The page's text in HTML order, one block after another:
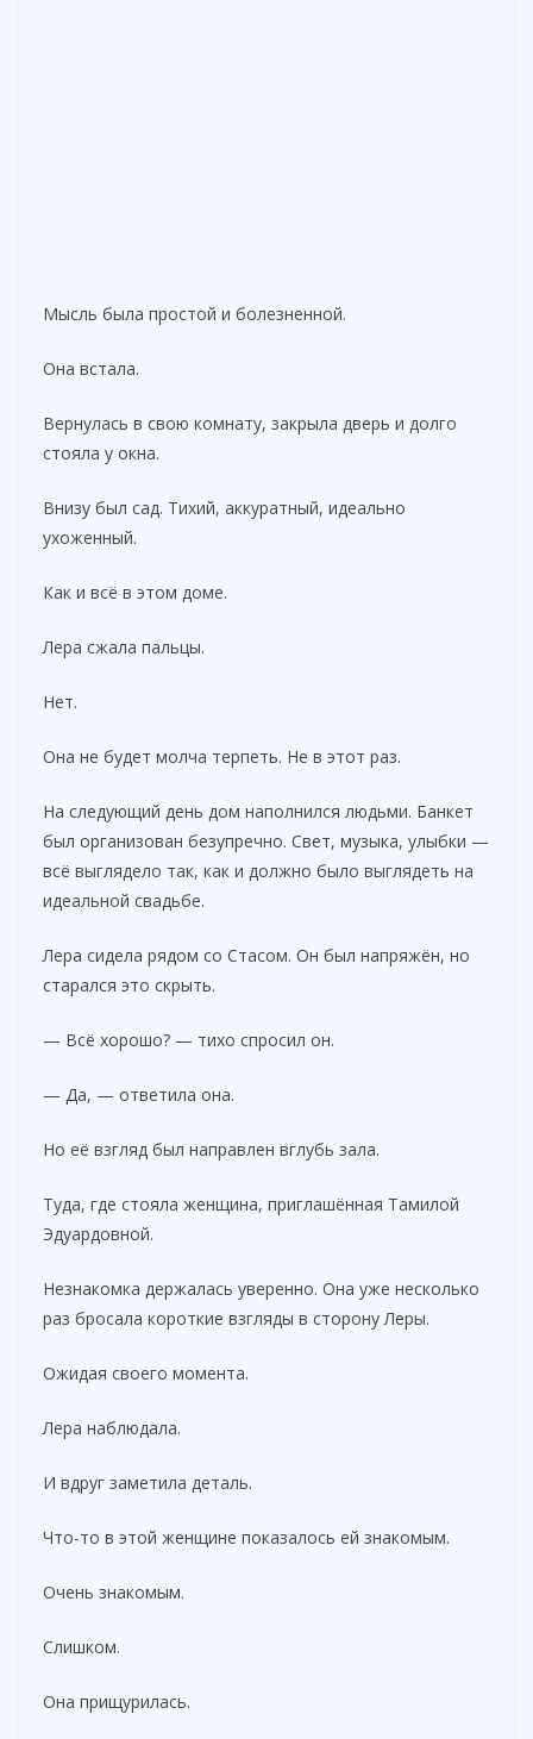
Мысль была простой и болезненной.
Она встала.
Вернулась в свою комнату, закрыла дверь и долго
стояла у окна.
Внизу был сад. Тихий, аккуратный, идеально
ухоженный.
Как и всё в этом доме.
Лера сжала пальцы.
Нет.
Она не будет молча терпеть. Не в этот раз.
На следующий день дом наполнился людьми. Банкет
был организован безупречно. Свет, музыка, улыбки —
всё выглядело так, как и должно было выглядеть на
идеальной свадьбе.
Лера сидела рядом со Стасом. Он был напряжён, но
старался это скрыть.
— Всё хорошо? — тихо спросил он.
— Да, — ответила она.
Но её взгляд был направлен вглубь зала.
Туда, где стояла женщина, приглашённая Тамилой
Эдуардовной.
Незнакомка держалась уверенно. Она уже несколько
раз бросала короткие взгляды в сторону Леры.
Ожидая своего момента.
Лера наблюдала.
И вдруг заметила деталь.
Что-то в этой женщине показалось ей знакомым.
Очень знакомым.
Слишком.
Она прищурилась.